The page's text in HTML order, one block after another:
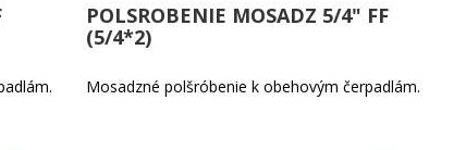
POLSROBENIE MOSADZ 5/4" FF
(5/4*2)
Mosadzné polšróbenie k obehovým čerpadlám.